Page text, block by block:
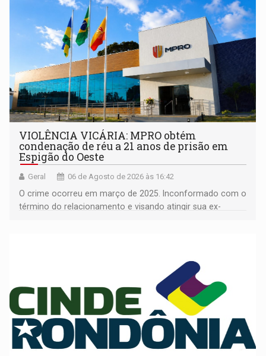
VIOLÊNCIA VICÁRIA: MPRO obtém
condenação de réu a 21 anos de prisão em
Espigão do Oeste
Geral 06 de Agosto de 2026 às 16:42
O crime ocorreu em março de 2025. Inconformado com o
término do relacionamento e visando atingir sua ex-